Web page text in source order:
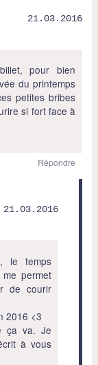
21.03.2016
pour bien
du printemps
petites bribes
si fort face à
Répondre
21.03.2016
le temps
permet
de courir
2016 <3
ça va. Je
à vous